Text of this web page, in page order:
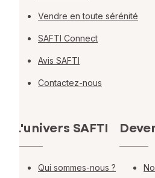
Vendre en toute sérénité
SAFTI Connect
Avis SAFTI
Contactez-nous
L'univers SAFTI
Qui sommes-nous ?